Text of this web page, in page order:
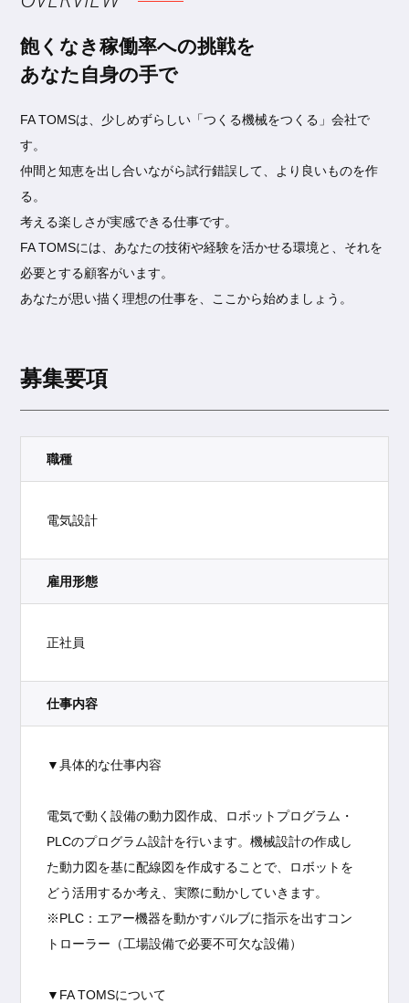
飽くなき稼働率への挑戦を
あなた自身の手で
FA TOMSは、少しめずらしい「つくる機械をつくる」会社で
す。
仲間と知恵を出し合いながら試行錯誤して、より良いものを作
る。
考える楽しさが実感できる仕事です。
FA TOMSには、あなたの技術や経験を活かせる環境と、それを
必要とする顧客がいます。
あなたが思い描く理想の仕事を、ここから始めましょう。
募集要項
職種
電気設計
雇用形態
正社員
仕事内容
▼具体的な仕事内容
電気で動く設備の動力図作成、ロボットプログラム・
PLCのプログラム設計を行います。機械設計の作成し
た動力図を基に配線図を作成することで、ロボットを
どう活用するか考え、実際に動かしていきます。
※PLC：エアー機器を動かすバルブに指示を出すコン
トローラー（工場設備で必要不可欠な設備）
▼FA TOMSについて